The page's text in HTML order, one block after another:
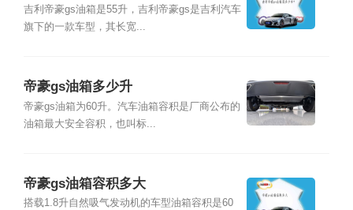
吉利帝豪gs油箱是55升，吉利帝豪gs是吉利汽车
旗下的一款车型，其长宽...
帝豪gs油箱多少升
帝豪gs油箱为60升。汽车油箱容积是厂商公布的
油箱最大安全容积，也叫标...
帝豪gs油箱容积多大
搭载1.8升自然吸气发动机的车型油箱容积是60